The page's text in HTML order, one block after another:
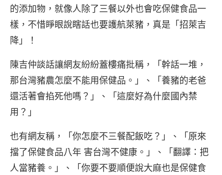
的添加物，就像人除了三餐以外也會吃保健食品一
樣，不惜睜眼說瞎話也要護航萊豬，真是「招萊吉
降」！
陳吉仲談話讓網友紛紛蓋樓痛批稱，「幹話一堆，
那台灣豬農怎麼不能用保健品。」、「養豬的老爸
還活著會掐死他嗎？」、「這麼好為什麼國內禁
用？」
也有網友稱，「你怎麼不三餐配飯吃？」、「原來
擋了保健食品八年 害台灣不健康。」、「翻譯：把
人當豬養。」、「你要不要順便說大麻也是保健食